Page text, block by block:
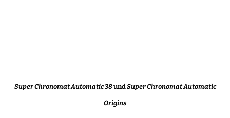
Super Chronomat Automatic 38und Super Chronomat Automatic
Origins